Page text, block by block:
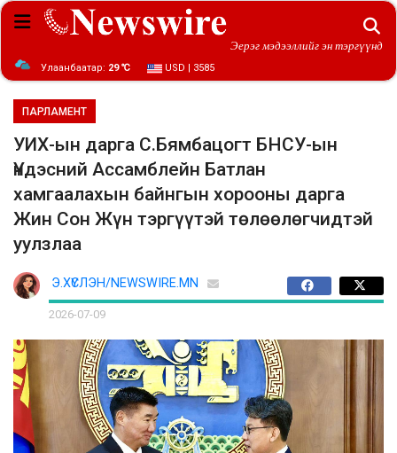
Эерэг мэдээллийг эн тэргүүнд
Улаанбаатар: 29 ℃ USD | 3585
ПАРЛАМЕНТ
УИХ-ын дарга С.Бямбацогт БНСУ-ын
Үндэсний Ассамблейн Батлан
хамгаалахын байнгын хорооны дарга
Жин Сон Жүн тэргүүтэй төлөөлөгчидтэй
уулзлаа
Э.ХҮСЛЭН/NEWSWIRE.MN
2026-07-09